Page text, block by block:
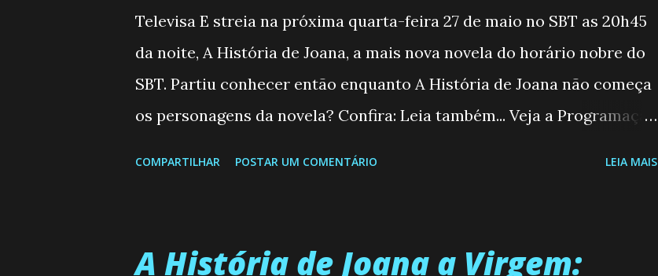
Televisa E streia na próxima quarta-feira 27 de maio no SBT as 20h45
da noite, A História de Joana, a mais nova novela do horário nobre do
SBT. Partiu conhecer então enquanto A História de Joana não começa
os personagens da novela? Confira: Leia também... Veja a Programação
COMPARTILHAR POSTAR UM COMENTÁRIO LEIA MAIS
A História de Joana a Virgem: